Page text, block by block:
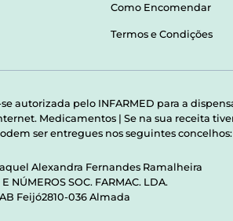
Como Encomendar
Termos e Condições
autorizada pelo INFARMED para a
Medicamentos | Se na sua receita
ser entregues nos seguintes
Alexandra Fernandes Ramalheira
NÚMEROS SOC. FARMAC. LDA.
Feijó2810-036 Almada